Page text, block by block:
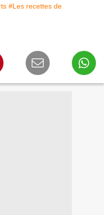
#Les recettes de